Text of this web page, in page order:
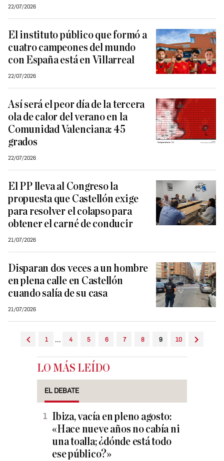
22/07/2026
El instituto público que formó a
cuatro campeones del mundo
con España está en Villarreal
22/07/2026
Así será el peor día de la tercera
ola de calor del verano en la
Comunidad Valenciana: 45
grados
22/07/2026
El PP lleva al Congreso la
propuesta que Castellón exige
para resolver el colapso para
obtener el carné de conducir
21/07/2026
Disparan dos veces a un hombre
en plena calle en Castellón
cuando salía de su casa
21/07/2026
1 ... 4 5 6 7 8 9 10
LO MÁS LEÍDO
EL DEBATE
Ibiza, vacía en pleno agosto:
«Hace nueve años no cabía ni
una toalla; ¿dónde está todo
ese público?»